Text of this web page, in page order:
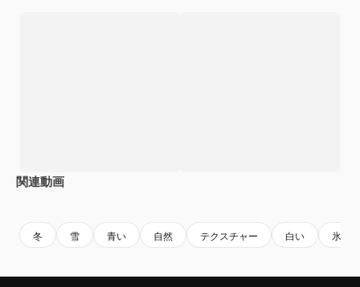
関連動画
冬 雪 青い 自然 テクスチャー 白い 氷